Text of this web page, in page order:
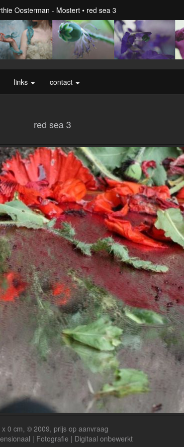
Oosterman - Mostert red sea 3
links contact
red sea 3
x 0 cm, © 2009, prijs op aanvraag
| Fotografie | Digitaal onbewerkt